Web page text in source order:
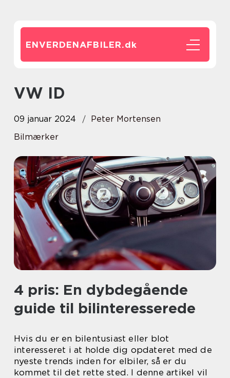
ENVERDENAFBILER.dk
VW ID
09 januar 2024
Peter Mortensen
Bilmærker
4 pris: En dybdegående
guide til bilinteresserede
Hvis du er en bilentusiast eller blot
interesseret i at holde dig opdateret med de
nyeste trends inden for elbiler, så er du
kommet til det rette sted. I denne artikel vil